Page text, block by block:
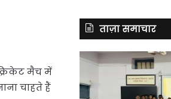
मैच में
चाहते हैं
ताज़ा समाचार